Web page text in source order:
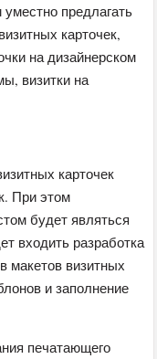
предлагать
карточек,
на дизайнерском
визитки на
карточек
При этом
будет являться
входить разработка
макетов визитных
и заполнение
печатающего